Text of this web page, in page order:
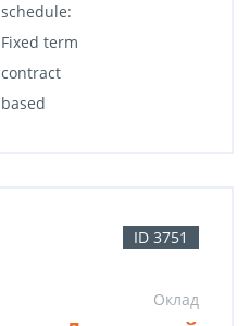
schedule:
Fixed term
contract
based
ID 3751
Оклад